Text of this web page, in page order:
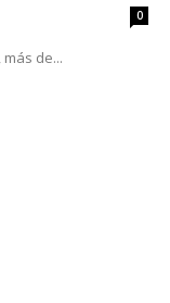
0
de...